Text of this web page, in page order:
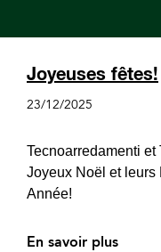
Joyeuses fêtes!
23/12/2025
Tecnoarredamenti
Joyeux Noël et
Année!
En savoir plus